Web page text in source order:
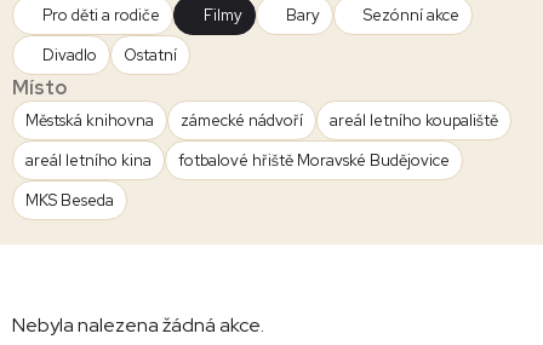
Pro děti a rodiče
Filmy Bary
Sezónní akce
Divadlo
Ostatní
Místo
Městská knihovna zámecké nádvoří
areál letního koupaliště
areál letního kina
fotbalové hřiště Moravské Budějovice
MKS Beseda
Nebyla nalezena žádná akce.